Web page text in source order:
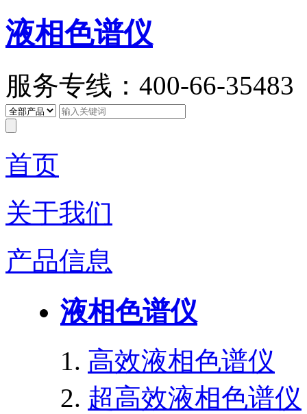
液相色谱仪
服务专线：400-66-35483
首页
关于我们
产品信息
液相色谱仪
高效液相色谱仪
超高效液相色谱仪